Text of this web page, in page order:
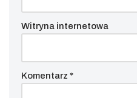
Witryna internetowa
Komentarz *